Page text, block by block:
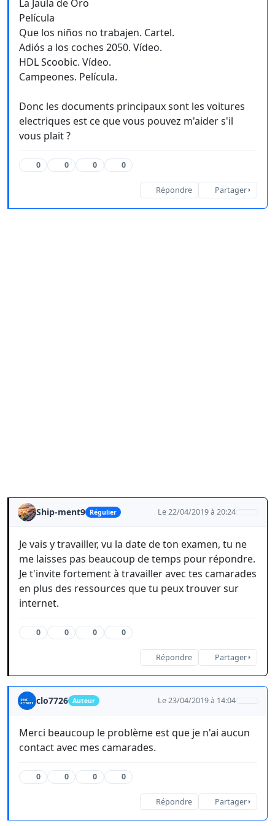
La Jaula de Oro
Película
Que los niños no trabajen. Cartel.
Adiós a los coches 2050. Vídeo.
HDL Scoobic. Vídeo.
Campeones. Película.
Donc les documents principaux sont les voitures
electriques est ce que vous pouvez m'aider s'il
vous plait ?
0 0 0 0
Répondre Partager
Ship-ment9 Régulier Le 22/04/2019 à 20:24
Je vais y travailler, vu la date de ton examen, tu ne
me laisses pas beaucoup de temps pour répondre.
Je t'invite fortement à travailler avec tes camarades
en plus des ressources que tu peux trouver sur
internet.
0 0 0 0
Répondre Partager
clo7726 Auteur Le 23/04/2019 à 14:04
Merci beaucoup le problème est que je n'ai aucun
contact avec mes camarades.
0 0 0 0
Répondre Partager